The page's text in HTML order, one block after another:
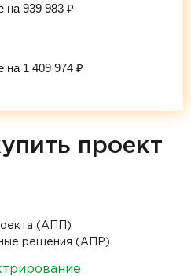
на 939 983 ₽
на 1 409 974 ₽
проект
(АПП)
решения (АПР)